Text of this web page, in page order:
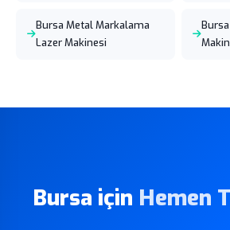
Bursa Metal Markalama
Lazer Makinesi
Bursa için Hemen